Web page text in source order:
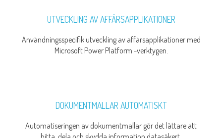
UTVECKLING AV AFFÄRSAPPLIKATIONER
Användningsspecifik utveckling av affärsapplikationer med
Microsoft Power Platform -verktygen.
DOKUMENTMALLAR AUTOMATISKT
Automatiseringen av dokumentmallar gör det lättare att